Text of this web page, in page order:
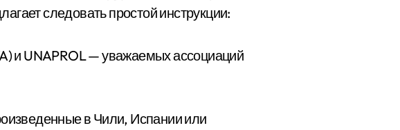
следовать простой инструкции:
и UNAPROL — уважаемых ассоциаций
в Чили, Испании или